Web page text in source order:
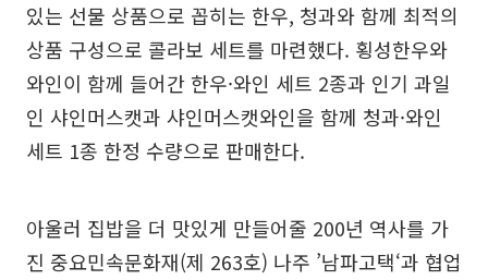
있는 선물 상품으로 꼽히는 한우, 청과와 함께 최적의
상품 구성으로 콜라보 세트를 마련했다. 횡성한우와
와인이 함께 들어간 한우·와인 세트 2종과 인기 과일
인 샤인머스캣과 샤인머스캣와인을 함께 청과·와인
세트 1종 한정 수량으로 판매한다.
아울러 집밥을 더 맛있게 만들어줄 200년 역사를 가
진 중요민속문화재(제 263호) 나주 ’남파고택‘과 협업